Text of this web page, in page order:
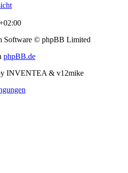
Software © phpBB Limited
phpBB.de
INVENTEA & v12mike